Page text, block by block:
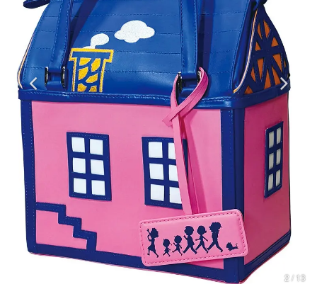
カテゴリ
特集記事
マンガ
女性向け
アプリレビュー
その他
電ファミニコゲーマーとは？
運営：株式会社マレ
2 / 13